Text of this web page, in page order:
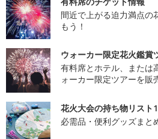
間近で上がる迫力満点の
もう！
ウォーカー限定花火鑑賞
有料席とホテル、または
ォーカー限定ツアーを販
花火大会の持ち物リスト
必需品・便利グッズまと